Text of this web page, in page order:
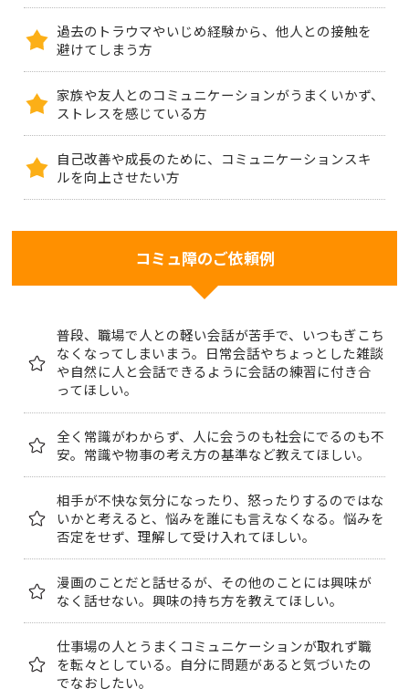
過去のトラウマやいじめ経験から、他人との接触を
避けてしまう方
家族や友人とのコミュニケーションがうまくいかず、
ストレスを感じている方
自己改善や成長のために、コミュニケーションスキ
ルを向上させたい方
コミュ障のご依頼例
普段、職場で人との軽い会話が苦手で、いつもぎこち
なくなってしまいまう。日常会話やちょっとした雑談
や自然に人と会話できるように会話の練習に付き合
ってほしい。
全く常識がわからず、人に会うのも社会にでるのも不
安。常識や物事の考え方の基準など教えてほしい。
相手が不快な気分になったり、怒ったりするのではな
いかと考えると、悩みを誰にも言えなくなる。悩みを
否定をせず、理解して受け入れてほしい。
漫画のことだと話せるが、その他のことには興味が
なく話せない。興味の持ち方を教えてほしい。
仕事場の人とうまくコミュニケーションが取れず職
を転々としている。自分に問題があると気づいたの
でなおしたい。